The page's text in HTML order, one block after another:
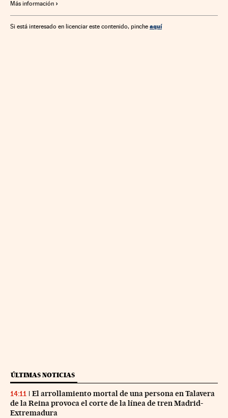
Urbanismo Finanzas
Más información
Si está interesado en licenciar este contenido, pinche aquí
ÚLTIMAS NOTICIAS
14:11
El arrollamiento mortal de una persona en Talavera
de la Reina provoca el corte de la línea de tren Madrid-
Extremadura